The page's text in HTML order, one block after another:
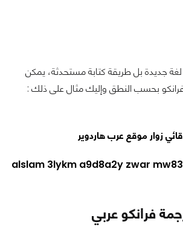
جديدة بل طريقة كتابة مستحدثة، يمكن
بحسب النطق وإليك مثال على ذلك :
زوار موقع عرب هاردوير
فرانكو عربي